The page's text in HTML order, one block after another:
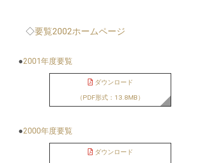
◇要覧2002ホームページ
●2001年度要覧
ダウンロード
（PDF形式：13.8MB）
●2000年度要覧
ダウンロード